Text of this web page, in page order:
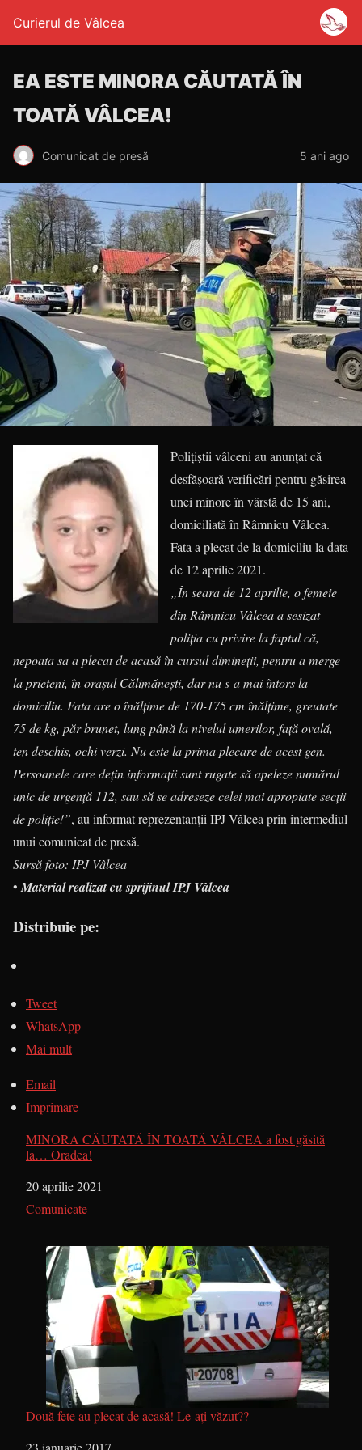
Curierul de Vâlcea
EA ESTE MINORA CĂUTATĂ ÎN
TOATĂ VÂLCEA!
Comunicat de presă 5 ani ago
Polițiștii vâlceni au anunțat că
desfășoară verificări pentru găsirea
unei minore în vârstă de 15 ani,
domiciliată în Râmnicu Vâlcea.
Fata a plecat de la domiciliu la data
de 12 aprilie 2021.
„În seara de 12 aprilie, o femeie
din Râmnicu Vâlcea a sesizat
poliția cu privire la faptul că,
nepoata sa a plecat de acasă în cursul dimineții, pentru a merge
la prieteni, în orașul Călimănești, dar nu s-a mai întors la
domiciliu. Fata are o înălțime de 170-175 cm înălțime, greutate
75 de kg, păr brunet, lung până la nivelul umerilor, față ovală,
ten deschis, ochi verzi. Nu este la prima plecare de acest gen.
Persoanele care dețin informații sunt rugate să apeleze numărul
unic de urgență 112, sau să se adreseze celei mai apropiate secții
de poliție!”, au informat reprezentanții IPJ Vâlcea prin intermediul
unui comunicat de presă.
Sursă foto: IPJ Vâlcea
• Material realizat cu sprijinul IPJ Vâlcea
Distribuie pe:
Tweet
WhatsApp
Mai mult
Email
Imprimare
MINORA CĂUTATĂ ÎN TOATĂ VÂLCEA a fost găsită
la… Oradea!
Dată
20 aprilie 2021
În legătură cu
Comunicate
Două fete au plecat de acasă! Le-ați văzut??